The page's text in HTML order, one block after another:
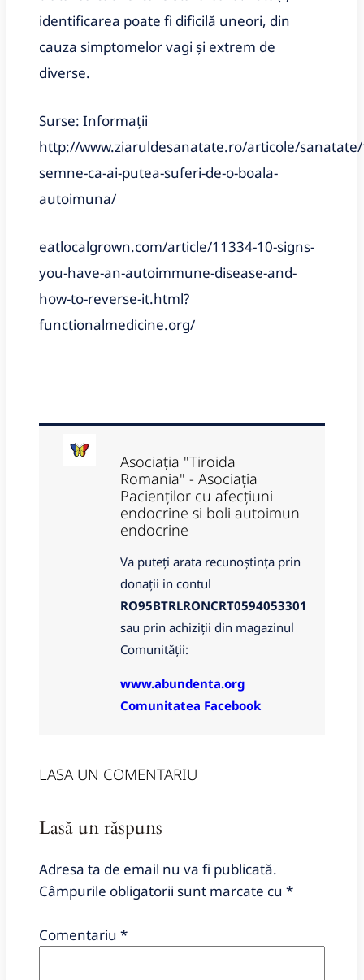
identificarea poate fi dificilă uneori, din
cauza simptomelor vagi și extrem de
diverse.
Surse: Informații
http://www.ziaruldesanatate.ro/articole/
semne-ca-ai-putea-suferi-de-o-boala-
autoimuna/
eatlocalgrown.com/article/11334-10-signs-
you-have-an-autoimmune-disease-and-
how-to-reverse-it.html?
functionalmedicine.org/
Asociația "Tiroida
Romania" - Asociația
Pacienților cu afecțiuni
endocrine si boli autoimun
endocrine
Va puteți arata recunoștința prin
donații in contul
RO95BTRLRONCRT0594053301
sau prin achiziții din magazinul
Comunității:
www.abundenta.org
Comunitatea Facebook
LASA UN COMENTARIU
Lasă un răspuns
Adresa ta de email nu va fi publicată.
Câmpurile obligatorii sunt marcate cu *
Comentariu *